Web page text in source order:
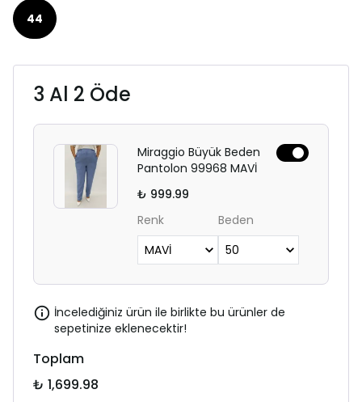
44
3 Al 2 Öde
Miraggio Büyük Beden
Pantolon 99968 MAVİ
₺ 999.99
Renk
Beden
İncelediğiniz ürün ile birlikte bu ürünler de
sepetinize eklenecektir!
Toplam
₺ 1,699.98